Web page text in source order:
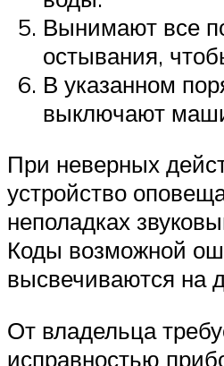
Вынимают все
остывания,
В указанном
выключают
При неверных
устройство
неполадках
Коды возможной
высвечиваются на
От владельца
исправностью